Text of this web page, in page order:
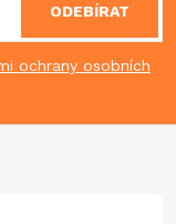
ochrany osobních
ODEBÍRAT